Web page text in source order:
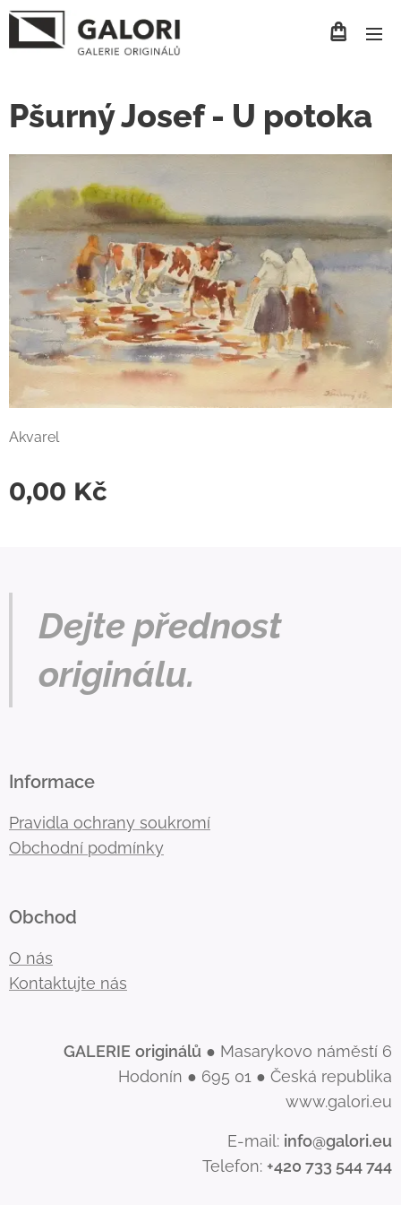
Pšurný Josef - U potoka
Akvarel
0,00 Kč
Dejte přednost
originálu.
Informace
Pravidla ochrany soukromí
Obchodní podmínky
Obchod
O nás
Kontaktujte nás
GALERIE originálů ● Masarykovo náměstí 6
Hodonín ● 695 01 ● Česká republika
www.galori.eu
E-mail: info@galori.eu
Telefon: +420 733 544 744